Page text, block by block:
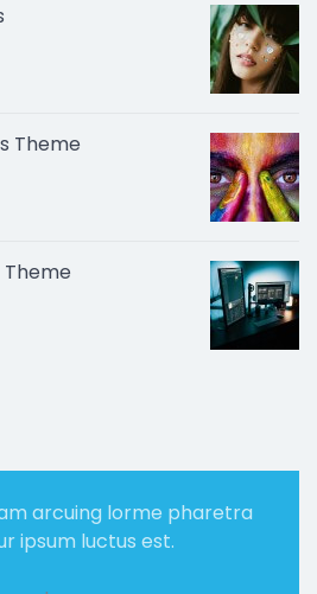
Theme
arcuing lorme pharetra
ipsum luctus est.